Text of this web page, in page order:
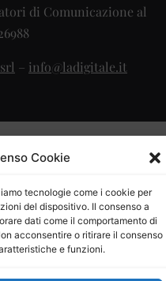
Cookie
tecnologie come i cookie per
del dispositivo. Il consenso a
dati come il comportamento di
acconsentire o ritirare il consenso
e funzioni.
di Comunicazione al
– info@ladigitale.it